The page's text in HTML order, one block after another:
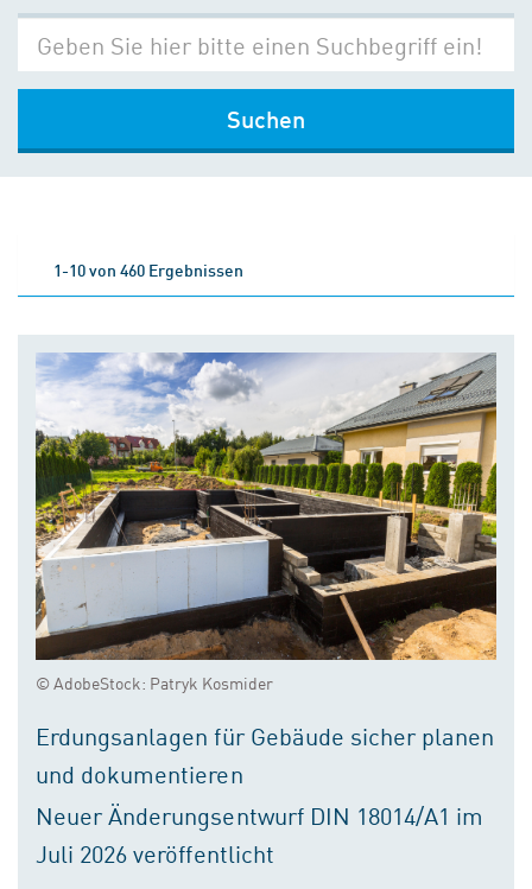
Suchen
1-10 von 460 Ergebnissen
© AdobeStock: Patryk Kosmider
Erdungsanlagen für Gebäude sicher planen
und dokumentieren
Neuer Änderungsentwurf DIN 18014/A1 im
Juli 2026 veröffentlicht